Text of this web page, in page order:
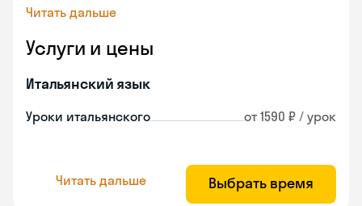
Читать дальше
Услуги и цены
Итальянский язык
Уроки итальянского от 1590 ₽ / урок
Читать дальше Выбрать время